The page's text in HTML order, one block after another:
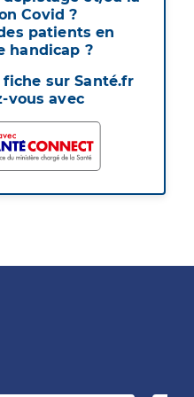
Covid ?
patients en
handicap ?
sur Santé.fr
vous avec